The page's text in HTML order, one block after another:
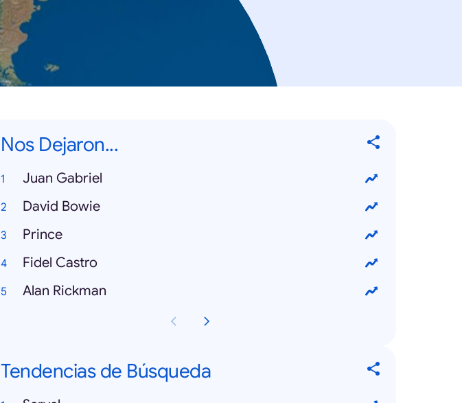
Nos Dejaron...
Juan Gabriel
David Bowie
Prince
Fidel Castro
Alan Rickman
Tendencias de Búsqueda